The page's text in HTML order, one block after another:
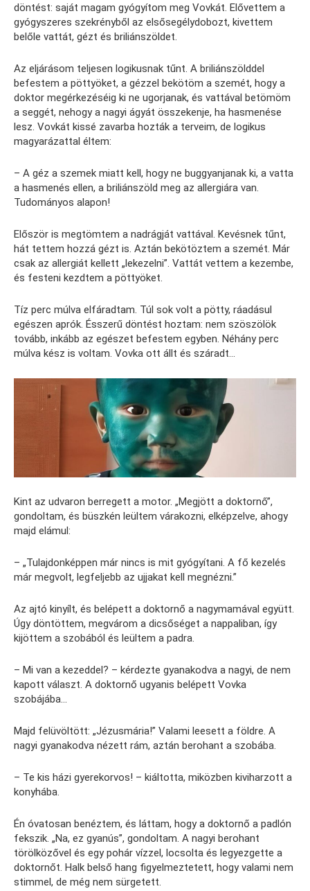
döntést: saját magam gyógyítom meg Vovkát. Elővettem a
gyógyszeres szekrényből az elsősegélydobozt, kivettem
belőle vattát, gézt és briliánszöldet.
Az eljárásom teljesen logikusnak tűnt. A briliánszölddel
befestem a pöttyöket, a gézzel bekötöm a szemét, hogy a
doktor megérkezéséig ki ne ugorjanak, és vattával betömöm
a seggét, nehogy a nagyi ágyát összekenje, ha hasmenése
lesz. Vovkát kissé zavarba hozták a terveim, de logikus
magyarázattal éltem:
– A géz a szemek miatt kell, hogy ne buggyanjanak ki, a vatta
a hasmenés ellen, a briliánszöld meg az allergiára van.
Tudományos alapon!
Először is megtömtem a nadrágját vattával. Kevésnek tűnt,
hát tettem hozzá gézt is. Aztán bekötöztem a szemét. Már
csak az allergiát kellett „lekezelni”. Vattát vettem a kezembe,
és festeni kezdtem a pöttyöket.
Tíz perc múlva elfáradtam. Túl sok volt a pötty, ráadásul
egészen aprók. Ésszerű döntést hoztam: nem szöszölök
tovább, inkább az egészet befestem egyben. Néhány perc
múlva kész is voltam. Vovka ott állt és száradt…
Kint az udvaron berregett a motor. „Megjött a doktornő”,
gondoltam, és büszkén leültem várakozni, elképzelve, ahogy
majd elámul:
– „Tulajdonképpen már nincs is mit gyógyítani. A fő kezelés
már megvolt, legfeljebb az ujjakat kell megnézni.”
Az ajtó kinyílt, és belépett a doktornő a nagymamával együtt.
Úgy döntöttem, megvárom a dicsőséget a nappaliban, így
kijöttem a szobából és leültem a padra.
– Mi van a kezeddel? – kérdezte gyanakodva a nagyi, de nem
kapott választ. A doktornő ugyanis belépett Vovka
szobájába…
Majd felüvöltött: „Jézusmária!” Valami leesett a földre. A
nagyi gyanakodva nézett rám, aztán berohant a szobába.
– Te kis házi gyerekorvos! – kiáltotta, miközben kiviharzott a
konyhába.
Én óvatosan benéztem, és láttam, hogy a doktornő a padlón
fekszik. „Na, ez gyanús”, gondoltam. A nagyi berohant
törölközővel és egy pohár vízzel, locsolta és legyezgette a
doktornőt. Halk belső hang figyelmeztetett, hogy valami nem
stimmel, de még nem sürgetett.